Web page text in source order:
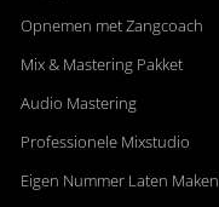
Opnemen met Zangcoach
Mix & Mastering Pakket
Audio Mastering
Professionele Mixstudio
Eigen Nummer Laten Maken